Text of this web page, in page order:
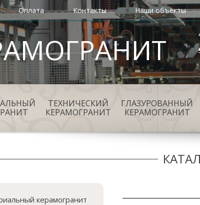
Оплата Контакты Наши объекты
ТЕХНИЧЕСКИЙ
КЕРАМОГРАНИТ
ГЛАЗУРОВАННЫЙ
КЕРАМОГРАНИТ
керамогранит